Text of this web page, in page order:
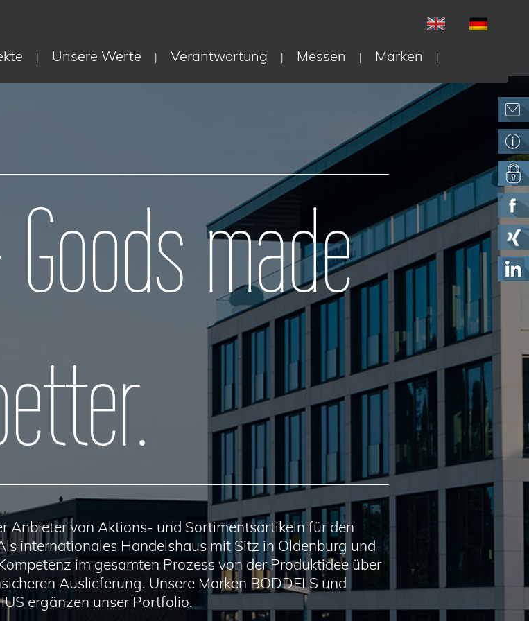
| Unsere Werte | Verantwortung | Messen | Marken |
Goods made
Anbieter von Aktions- und Sortimentsartikeln für den
internationales Handelshaus mit Sitz in Oldenburg und
im gesamten Prozess von der Produktidee über
Auslieferung. Unsere Marken BODDELS und
ergänzen unser Portfolio.